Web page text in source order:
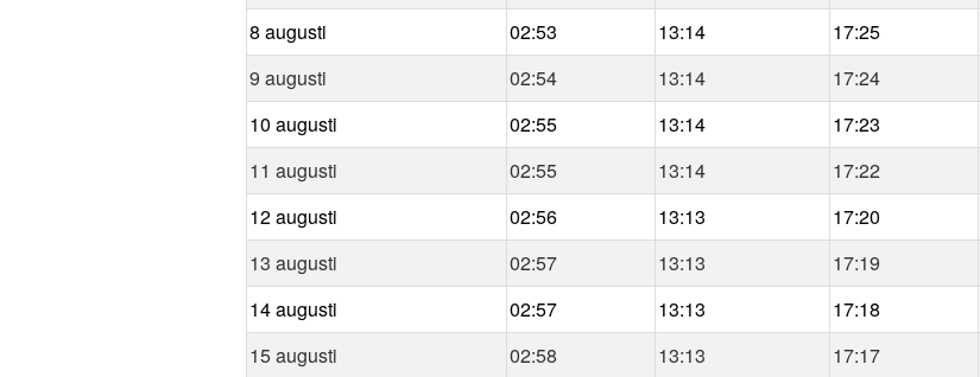
8 augusti
02:53 13:14 17:25
9 augusti
02:54 13:14 17:24
10 augusti
02:55 13:14 17:23
11 augusti
02:55 13:14 17:22
12 augusti
02:56 13:13 17:20
13 augusti
02:57 13:13 17:19
14 augusti
02:57 13:13 17:18
15 augusti
02:58 13:13 17:17